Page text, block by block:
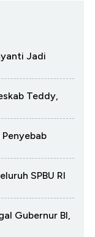
Jadi
Teddy,
SPBU RI
Gubernur BI,